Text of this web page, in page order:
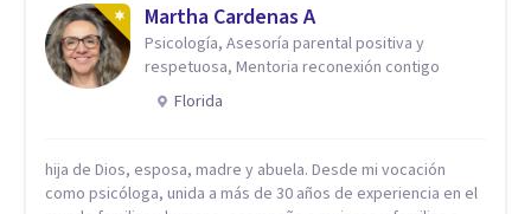
Martha Cardenas A
Psicología, Asesoría parental positiva y
respetuosa, Mentoria reconexión contigo
Florida
hija de Dios, esposa, madre y abuela. Desde mi vocación
como psicóloga, unida a más de 30 años de experiencia en el